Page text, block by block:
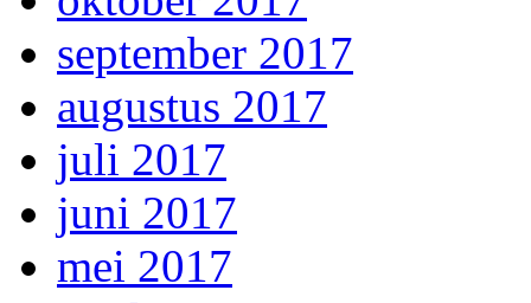
september 2017
augustus 2017
juli 2017
juni 2017
mei 2017